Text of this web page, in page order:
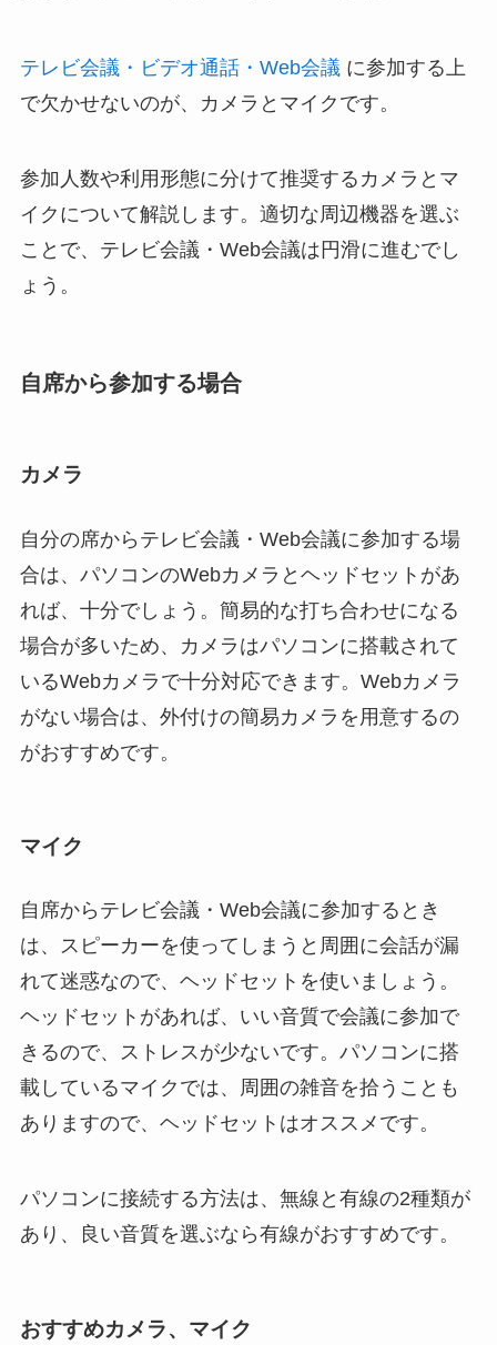
テレビ会議・ビデオ通話・Web会議に参加する上
で欠かせないのが、カメラとマイクです。
参加人数や利用形態に分けて推奨するカメラとマ
イクについて解説します。適切な周辺機器を選ぶ
ことで、テレビ会議・Web会議は円滑に進むでし
ょう。
自席から参加する場合
カメラ
自分の席からテレビ会議・Web会議に参加する場
合は、パソコンのWebカメラとヘッドセットがあ
れば、十分でしょう。簡易的な打ち合わせになる
場合が多いため、カメラはパソコンに搭載されて
いるWebカメラで十分対応できます。Webカメラ
がない場合は、外付けの簡易カメラを用意するの
がおすすめです。
マイク
自席からテレビ会議・Web会議に参加するとき
は、スピーカーを使ってしまうと周囲に会話が漏
れて迷惑なので、ヘッドセットを使いましょう。
ヘッドセットがあれば、いい音質で会議に参加で
きるので、ストレスが少ないです。パソコンに搭
載しているマイクでは、周囲の雑音を拾うことも
ありますので、ヘッドセットはオススメです。
パソコンに接続する方法は、無線と有線の2種類が
あり、良い音質を選ぶなら有線がおすすめです。
おすすめカメラ、マイク